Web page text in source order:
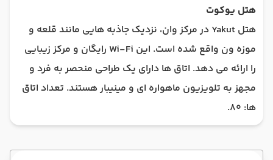
هتل یوکوت
هتل Yakut در مرکز وان، نزدیک جاذبه هایی مانند قلعه و
موزه ون واقع شده است. این Wi-Fi رایگان و مرکز زیبایی
را ارائه می دهد. اتاق ها دارای یک طراحی منحصر به فرد و
مجهز به تلویزیون ماهواره ای و مینیبار هستند. تعداد اتاق
ها: 80.